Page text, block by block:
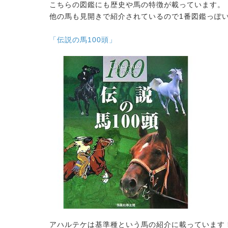
こちらの図鑑にも歴史や馬の特徴が載っています。
他の馬も見開きで紹介されているので1番図鑑っぽ
「伝説の馬100頭」
アハルテケは基準種という馬の紹介に載っています